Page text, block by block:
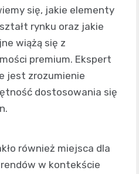
się, jakie elementy
rynku oraz jakie
wiążą się z
premium. Ekspert
jest zrozumienie
dostosowania się
również miejsca dla
w kontekście